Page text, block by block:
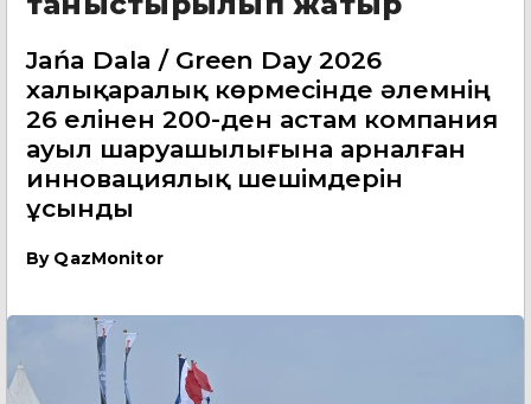
Jańa Dala / Green Day 2026
халықаралық көрмесінде әлемнің
26 елінен 200-ден астам компания
ауыл шаруашылығына арналған
инновациялық шешімдерін
ұсынды
By QazMonitor